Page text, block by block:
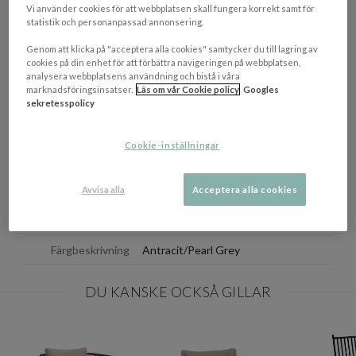
När säsongen är över mår möblerna bäst om du skyddar dem
från väder och vind i ett torrt, svalt och välventilerat utrymme.
möbelskydd. Var noga med att luften kan strömma fritt så att
möblerna får ventilation. För att bevara och skydda dina möbler
lite extra, använda gärna möbelskydd.
Materialbeskrivning
Färgbeskrivning Antracit/Pearl Grey
DU KANSKE OCKSÅ GILLAR
Vi använder cookies för att webbplatsen skall fungera korrekt samt för
statistik och personanpassad annonsering.
Genom att klicka på "acceptera alla cookies" samtycker du till lagring av
cookies på din enhet för att förbättra navigeringen på webbplatsen,
analysera webbplatsens användning och bistå i våra
marknadsföringsinsatser. Läs om vår Cookie policy Googles
sekretesspolicy
Cookie-inställningar
Avvisa alla Acceptera alla cookies